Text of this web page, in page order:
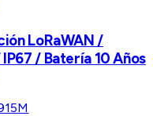
LoRaWAN /
/ Batería 10 Años